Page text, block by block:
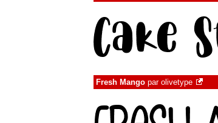
Fresh Mango par olivetype